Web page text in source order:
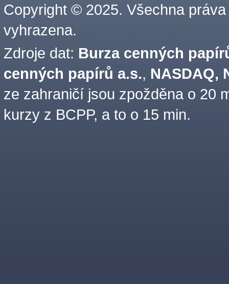
Copyright © 2025. Všechna práva
vyhrazena.
Zdroje dat: Burza cenných
cenných papírů a.s., NASDAQ,
ze zahraničí jsou zpožděna o 20
kurzy z BCPP, a to o 15 min.